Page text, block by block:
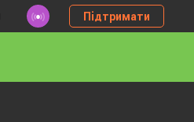
Підтримати